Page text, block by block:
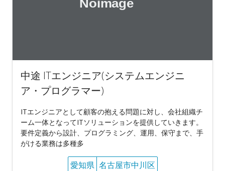
中途 ITエンジニア(システムエンジニ
ア・プログラマー)
ITエンジニアとして顧客の抱える問題に対し、会社組織チ
ーム一体となってITソリューションを提供していきます。
要件定義から設計、プログラミング、運用、保守まで、手
がける業務は多種多
愛知県 名古屋市中川区